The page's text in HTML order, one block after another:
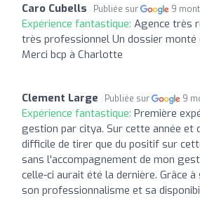
Caro Cubells Publiée sur 9
Expérience fantastique: Agence très
très professionnel Un dossier monté
Merci bcp à Charlotte
Clement Large Publiée sur 9
Expérience fantastique: Première
gestion par citya. Sur cette année et
difficile de tirer que du positif sur
sans l'accompagnement de mon
celle-ci aurait été la dernière. Grâce à
son professionnalisme et sa